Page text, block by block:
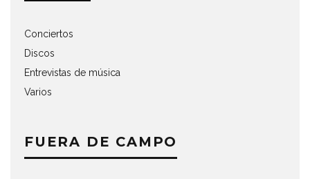
Conciertos
Discos
Entrevistas de música
Varios
FUERA DE CAMPO